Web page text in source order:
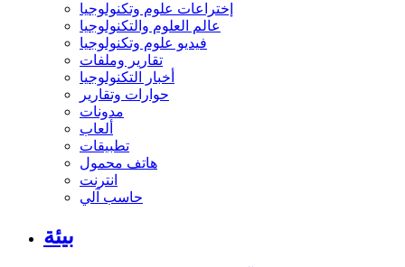
إختراعات علوم وتكنولوجيا
عالم العلوم والتكنولوجيا
فيديو علوم وتكنولوجيا
تقارير وملفات
أخبار التكنولوجيا
حوارات وتقارير
مدونات
ألعاب
تطبيقات
هاتف محمول
انترنت
حاسب آلي
بيئة